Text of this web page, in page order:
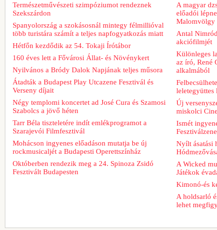
Természetművészeti szimpóziumot rendeznek
Szekszárdon
Spanyolország a szokásosnál mintegy félmillióval
több turistára számít a teljes napfogyatkozás miatt
Hétfőn kezdődik az 54. Tokaji Írótábor
160 éves lett a Fővárosi Állat- és Növénykert
Nyilvános a Bródy Dalok Napjának teljes műsora
Átadták a Budapest Play Utcazene Fesztivál és
Verseny díjait
Négy templomi koncertet ad José Cura és Szamosi
Szabolcs a jövő héten
Tarr Béla tiszteletére indít emlékprogramot a
Szarajevói Filmfesztivál
Mohácson ingyenes előadáson mutatja be új
rockmusicaljét a Budapesti Operettszínház
Októberben rendezik meg a 24. Spinoza Zsidó
Fesztivált Budapesten
A magyar
előadói
Malomvölgy
Antal
akciófilmjét
Különleges
az író, René
alkalmából
leletegyüttes
Új
miskolci
Ismét
Nyílt ásatási
A Wicked
Játékok
Kimonó-és
A holdsarló
lehet